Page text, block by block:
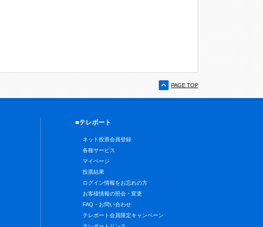
PAGE TOP
■テレボート
ネット投票会員登録
各種サービス
マイページ
投票結果
ログイン情報をお忘れの方
お客様情報の照会・変更
FAQ・お問い合わせ
テレボート会員限定キャンペーン